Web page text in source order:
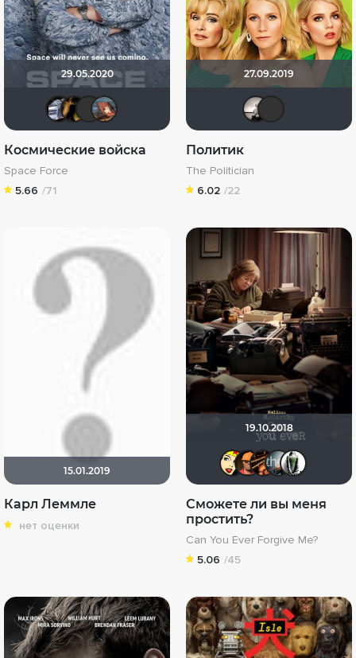
29.05.2020
Чокнутая нога
Космические войска
Space Force
5.66 /71
27.09.2019
Политик
The Politician
6.02 /22
15.01.2019
Карл Леммле
нет оценки
19.10.2018
Сможете ли вы меня
простить?
Can You Ever Forgive Me?
5.06 /45